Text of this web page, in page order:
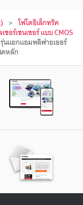
โฟโตอิเล็กทริค
ซอร์เซนเซอร์ แบบ CMOS
รุ่นแยกแอมพลิฟายเออร์
ตหลัก